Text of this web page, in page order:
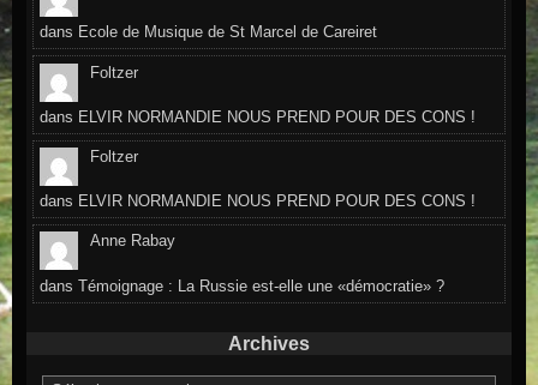
dans Ecole de Musique de St Marcel de Careiret
Foltzer
dans ELVIR NORMANDIE NOUS PREND POUR DES CONS !
Foltzer
dans ELVIR NORMANDIE NOUS PREND POUR DES CONS !
Anne Rabay
dansTémoignage : La Russie est-elle une «démocratie» ?
Archives